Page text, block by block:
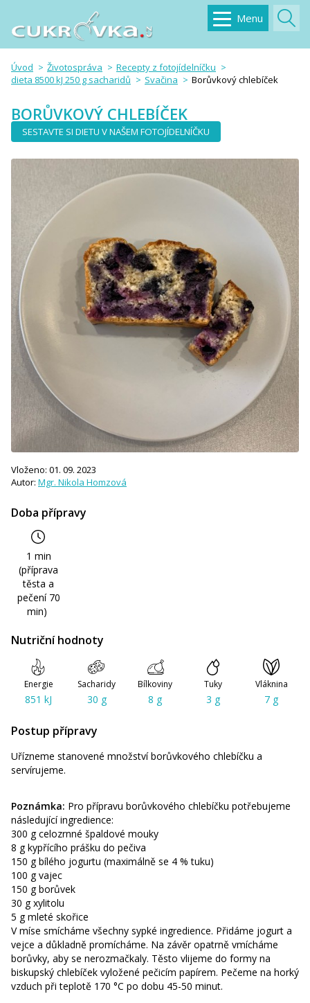
Menu
Úvod Životospráva
Recepty z fotojídelníčku
dieta 8500 kJ 250 g sacharidů
Svačina Borůvkový chlebíček
BORŮVKOVÝ CHLEBÍČEK
SESTAVTE SI DIETU V NAŠEM FOTOJÍDELNÍČKU
Doba přípravy
1 min
(příprava
těsta a
pečení 70
min)
Vloženo: 01. 09. 2023
Autor: Mgr. Nikola Homzová
Nutriční hodnoty
Energie
851 kJ
Sacharidy
30 g
Bílkoviny
8 g
Tuky
3 g
Vláknina
7 g
Postup přípravy
Uřízneme stanovené množství borůvkového chlebíčku a
servírujeme.
Poznámka: Pro přípravu borůvkového chlebíčku potřebujeme
následující ingredience:
300 g celozrnné špaldové mouky
8 g kypřícího prášku do pečiva
150 g bílého jogurtu (maximálně se 4 % tuku)
100 g vajec
150 g borůvek
30 g xylitolu
5 g mleté skořice
V míse smícháme všechny sypké ingredience. Přidáme jogurt a
vejce a důkladně promícháme. Na závěr opatrně vmícháme
borůvky, aby se nerozmačkaly. Těsto vlijeme do formy na
biskupský chlebíček vyložené pečicím papírem. Pečeme na horký
vzduch při teplotě 170 °C po dobu 45-50 minut.